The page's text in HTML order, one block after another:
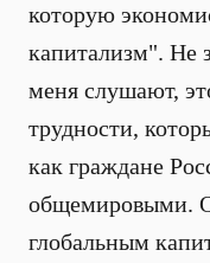
которую
капитализм". Не
меня слушают,
трудности,
как граждане
общемировыми.
глобальным